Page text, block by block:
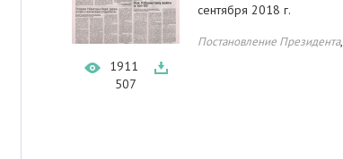
1911
507
сентября 2018 г.
Постановление Президента,